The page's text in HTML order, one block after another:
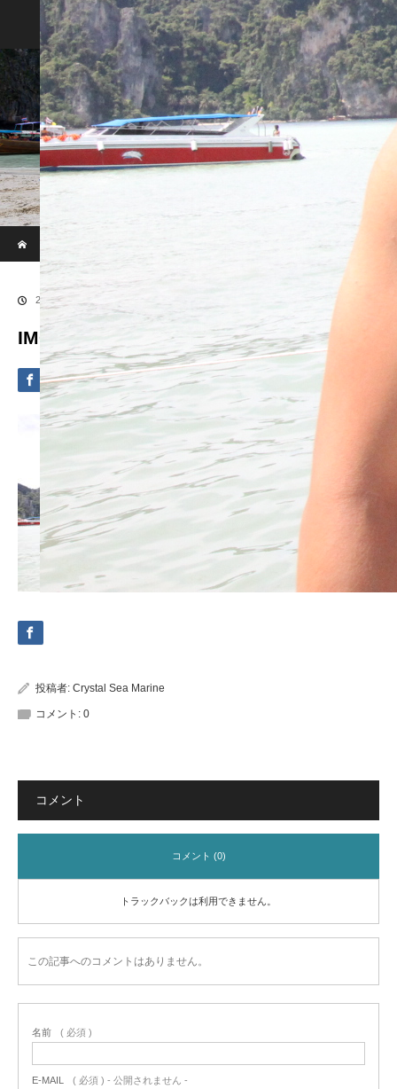
Phi Phi & Khai Island by Speed Boat
2020.09.4
IMG_9452
投稿者: Crystal Sea Marine
コメント: 0
コメント
コメント (0)
トラックバックは利用できません。
この記事へのコメントはありません。
名前 ( 必須 )
E-MAIL ( 必須 ) - 公開されません -